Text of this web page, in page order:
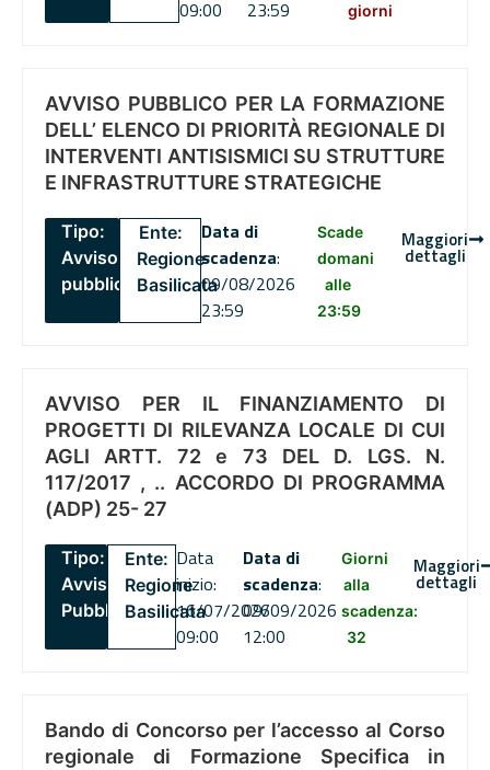
09:00 23:59 giorni
AVVISO PUBBLICO PER LA FORMAZIONE
DELL’ ELENCO DI PRIORITÀ REGIONALE DI
INTERVENTI ANTISISMICI SU STRUTTURE
E INFRASTRUTTURE STRATEGICHE
Tipo:
Avviso
pubblico
Ente:
Regione
Basilicata
Data di
scadenza:
09/08/2026
23:59
Scade
domani
alle
23:59
Maggiori
dettagli
AVVISO PER IL FINANZIAMENTO DI
PROGETTI DI RILEVANZA LOCALE DI CUI
AGLI ARTT. 72 e 73 DEL D. LGS. N.
117/2017 , .. ACCORDO DI PROGRAMMA
(ADP) 25- 27
Tipo:
Avviso
Pubblico
Ente:
Regione
Basilicata
Data
inizio:
16/07/2026
09:00
Data di
scadenza:
09/09/2026
12:00
Giorni
alla
scadenza:
32
Maggiori
dettagli
Bando di Concorso per l’accesso al Corso
regionale di Formazione Specifica in